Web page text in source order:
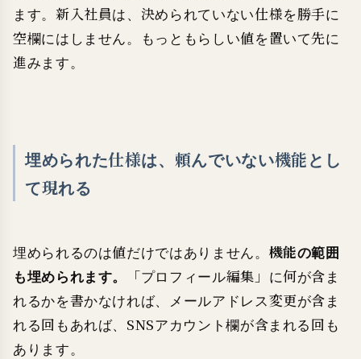
ます。新入社員は、決められていない仕様を勝手に
空欄にはしません。もっともらしい値を置いて先に
進みます。
埋められた仕様は、頼んでいない機能とし
て現れる
埋められるのは値だけではありません。 機能の範囲
も埋められます。
「プロフィール編集」に何が含ま
れるかを書かなければ、メールアドレス変更が含ま
れる回もあれば、SNSアカウント欄が含まれる回も
あります。